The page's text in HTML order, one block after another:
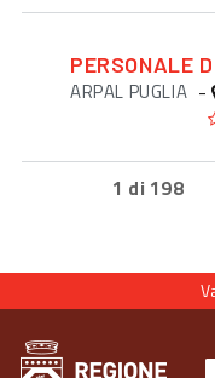
PERSONALE
ARPAL PUGLIA -
1 di 198